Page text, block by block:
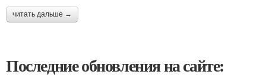
читать дальше →
Последние обновления на сайте: